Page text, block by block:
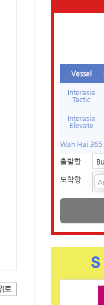
Vessel
Interasia
Tactic
Interasia
Elevate
Wan Hai 365
출발항
도착항